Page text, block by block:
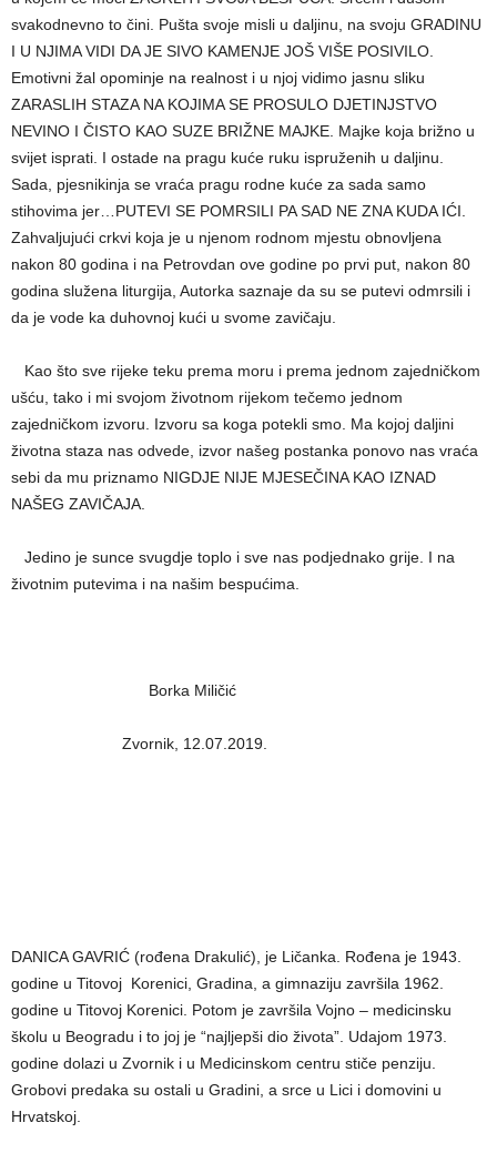
svakodnevno to čini. Pušta svoje misli u daljinu, na svoju GRADINU
I U NJIMA VIDI DA JE SIVO KAMENJE JOŠ VIŠE POSIVILO.
Emotivni žal opominje na realnost i u njoj vidimo jasnu sliku
ZARASLIH STAZA NA KOJIMA SE PROSULO DJETINJSTVO
NEVINO I ČISTO KAO SUZE BRIŽNE MAJKE. Majke koja brižno u
svijet isprati. I ostade na pragu kuće ruku ispruženih u daljinu.
Sada, pjesnikinja se vraća pragu rodne kuće za sada samo
stihovima jer…PUTEVI SE POMRSILI PA SAD NE ZNA KUDA IĆI.
Zahvaljujući crkvi koja je u njenom rodnom mjestu obnovljena
nakon 80 godina i na Petrovdan ove godine po prvi put, nakon 80
godina služena liturgija, Autorka saznaje da su se putevi odmrsili i
da je vode ka duhovnoj kući u svome zavičaju.
Kao što sve rijeke teku prema moru i prema jednom zajedničkom
ušću, tako i mi svojom životnom rijekom tečemo jednom
zajedničkom izvoru. Izvoru sa koga potekli smo. Ma kojoj daljini
životna staza nas odvede, izvor našeg postanka ponovo nas vraća
sebi da mu priznamo NIGDJE NIJE MJESEČINA KAO IZNAD
NAŠEG ZAVIČAJA.
Jedino je sunce svugdje toplo i sve nas podjednako grije. I na
životnim putevima i na našim bespućima.
Borka Miličić
Zvornik, 12.07.2019.
DANICA GAVRIĆ (rođena Drakulić), je Ličanka. Rođena je 1943.
godine u Titovoj Korenici, Gradina, a gimnaziju završila 1962.
godine u Titovoj Korenici. Potom je završila Vojno – medicinsku
školu u Beogradu i to joj je “najljepši dio života”. Udajom 1973.
godine dolazi u Zvornik i u Medicinskom centru stiče penziju.
Grobovi predaka su ostali u Gradini, a srce u Lici i domovini u
Hrvatskoj.